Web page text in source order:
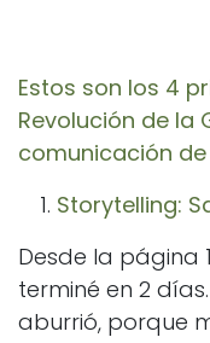
Estos son los 4
Revolución de la
comunicación
Storytelling:
Desde la página
terminé en 2
aburrió, porque